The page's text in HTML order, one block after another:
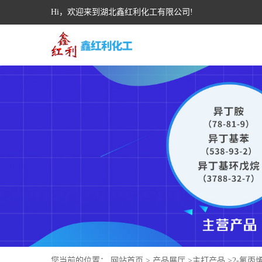
Hi，欢迎来到湖北鑫红利化工有限公司!